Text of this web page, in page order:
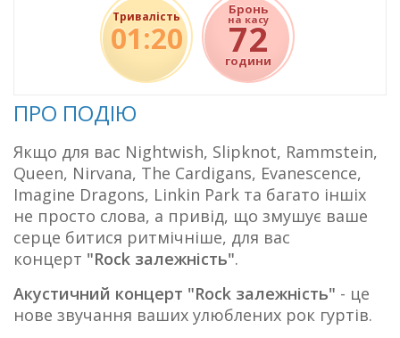
Тривалість
01:20
Бронь
на касу
72
години
ПРО ПОДІЮ
Якщо для вас Nightwish, Slipknot, Rammstein,
Queen, Nirvana, The Cardigans, Evanescence,
Imagine Dragons, Linkin Park та багато іншіх
не просто слова, а привід, що змушує ваше
серце битися ритмічніше, для вас
концерт "Rock залежність".
Акустичний концерт "Rock залежність" - це
нове звучання ваших улюблених рок гуртів.